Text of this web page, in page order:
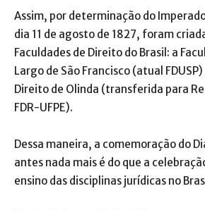
Assim, por determinação do
dia 11 de agosto de 1827, foram
Faculdades de Direito do Brasil: a
Largo de São Francisco (atual
Direito de Olinda (transferida para
FDR-UFPE).
Dessa maneira, a comemoração do
antes nada mais é do que a
ensino das disciplinas jurídicas no